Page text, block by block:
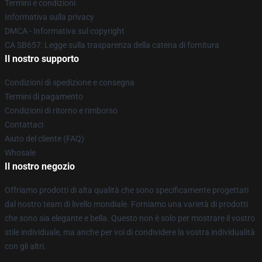
Termini e condizioni
Informativa sulla privacy
DMCA - Informativa sul copyright
CA SB657: Legge sulla trasparenza della catena di fornitura
Il nostro supporto
Condizioni di spedizione e consegna
Termini di pagamento
Condizioni di ritorno e rimborso
Contattaci
Aiuto del cliente (FAQ)
Whosale
Il nostro negozio
Offriamo prodotti di alta qualità che sono specificamente progettati
dal nostro team di livello mondiale. Forniamo una varietà di prodotti
che sono sia elegante e bella. Questo non è solo per mostrare il vostro
stile individuale, ma anche per voi di condividere la vostra individualità
con gli altri.